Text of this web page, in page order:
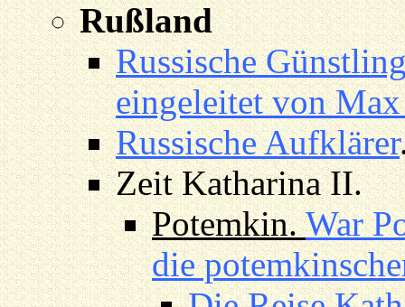
Rußland
Russische
eingeleitet von
Russische Aufklärer
Zeit Katharina II.
Potemkin.War
die